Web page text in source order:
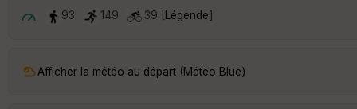
93 149 39 [ Légende]
Afficher la météo au départ (Météo Blue)